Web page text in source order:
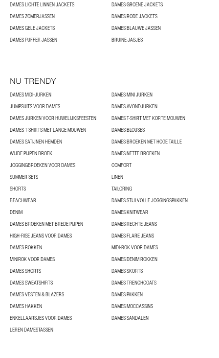
DAMES LICHTE LINNEN JACKETS
DAMES GROENE JACKETS
DAMES ZOMERJASSEN
DAMES RODE JACKETS
DAMES GELE JACKETS
DAMES BLAUWE JASSEN
DAMES PUFFER JASSEN
BRUINE JASJES
NU TRENDY
DAMES MIDI-JURKEN
DAMES MINI JURKEN
JUMPSUITS VOOR DAMES
DAMES AVONDJURKEN
DAMES JURKEN VOOR HUWELIJKSFEESTEN
DAMES T-SHIRT MET KORTE MOUWEN
DAMES T-SHIRTS MET LANGE MOUWEN
DAMES BLOUSES
DAMES SATIJNEN HEMDEN
DAMES BROEKEN MET HOGE TAILLE
WIJDE PIJPEN BROEK
DAMES NETTE BROEKEN
JOGGINGBROEKEN VOOR DAMES
COMFORT
SUMMER SETS
LINEN
SHORTS
TAILORING
BEACHWEAR
DAMES STIJLVOLLE JOGGINGSPAKKEN
DENIM
DAMES KNITWEAR
DAMES BROEKEN MET BREDE PIJPEN
DAMES RECHTE JEANS
HIGH-RISE JEANS VOOR DAMES
DAMES FLARE JEANS
DAMES ROKKEN
MIDI-ROK VOOR DAMES
MINIROK VOOR DAMES
DAMES DENIM ROKKEN
DAMES SHORTS
DAMES SKORTS
DAMES SWEATSHIRTS
DAMES TRENCHCOATS
DAMES VESTEN & BLAZERS
DAMES PAKKEN
DAMES HAKKEN
DAMES MOCCASSINS
ENKELLAARSJES VOOR DAMES
DAMES SANDALEN
LEREN DAMESTASSEN